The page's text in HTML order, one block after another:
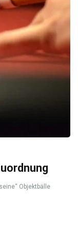
Objektbälle